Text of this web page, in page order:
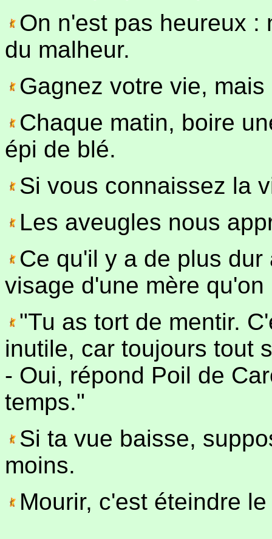
On n'est pas heureux :
du malheur.
Gagnez votre vie,
Chaque matin, boire
épi de blé.
Si vous connaissez la
Les aveugles nous
Ce qu'il y a de plus
visage d'une mère
"Tu as tort de mentir.
inutile, car toujours tout
- Oui, répond Poil de
temps."
Si ta vue baisse,
moins.
Mourir, c'est éteindre